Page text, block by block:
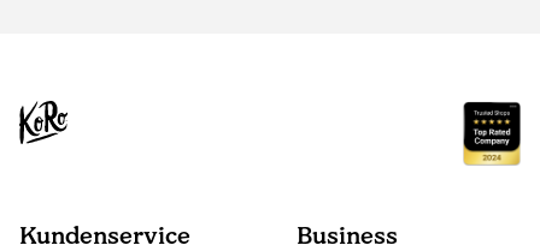
Kundenservice Business